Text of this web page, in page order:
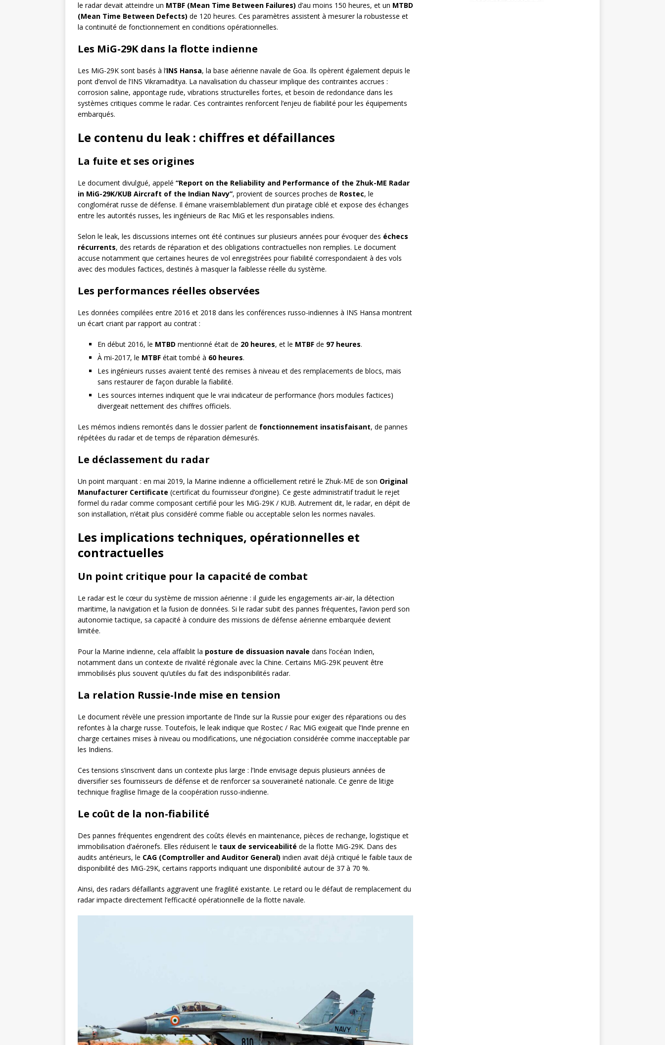
le radar devait atteindre un MTBF (Mean Time Between Failures) d’au moins 150 heures, et un MTBD
(Mean Time Between Defects) de 120 heures. Ces paramètres assistent à mesurer la robustesse et
la continuité de fonctionnement en conditions opérationnelles.
Les MiG-29K dans la flotte indienne
Les MiG-29K sont basés à l’INS Hansa, la base aérienne navale de Goa. Ils opèrent également depuis le
pont d’envol de l’INS Vikramaditya. La navalisation du chasseur implique des contraintes accrues :
corrosion saline, appontage rude, vibrations structurelles fortes, et besoin de redondance dans les
systèmes critiques comme le radar. Ces contraintes renforcent l’enjeu de fiabilité pour les équipements
embarqués.
Le contenu du leak : chiffres et défaillances
La fuite et ses origines
Le document divulgué, appelé “Report on the Reliability and Performance of the Zhuk-ME Radar
in MiG-29K/KUB Aircraft of the Indian Navy”, provient de sources proches de Rostec, le
conglomérat russe de défense. Il émane vraisemblablement d’un piratage ciblé et expose des échanges
entre les autorités russes, les ingénieurs de Rac MiG et les responsables indiens.
Selon le leak, les discussions internes ont été continues sur plusieurs années pour évoquer des échecs
récurrents, des retards de réparation et des obligations contractuelles non remplies. Le document
accuse notamment que certaines heures de vol enregistrées pour fiabilité correspondaient à des vols
avec des modules factices, destinés à masquer la faiblesse réelle du système.
Les performances réelles observées
Les données compilées entre 2016 et 2018 dans les conférences russo-indiennes à INS Hansa montrent
un écart criant par rapport au contrat :
En début 2016, le MTBD mentionné était de 20 heures, et le MTBF de 97 heures.
À mi-2017, le MTBF était tombé à 60 heures.
Les ingénieurs russes avaient tenté des remises à niveau et des remplacements de blocs, mais
sans restaurer de façon durable la fiabilité.
Les sources internes indiquent que le vrai indicateur de performance (hors modules factices)
divergeait nettement des chiffres officiels.
Les mémos indiens remontés dans le dossier parlent de fonctionnement insatisfaisant, de pannes
répétées du radar et de temps de réparation démesurés.
Le déclassement du radar
Un point marquant : en mai 2019, la Marine indienne a officiellement retiré le Zhuk-ME de son Original
Manufacturer Certificate (certificat du fournisseur d’origine). Ce geste administratif traduit le rejet
formel du radar comme composant certifié pour les MiG-29K / KUB. Autrement dit, le radar, en dépit de
son installation, n’était plus considéré comme fiable ou acceptable selon les normes navales.
Les implications techniques, opérationnelles et
contractuelles
Un point critique pour la capacité de combat
Le radar est le cœur du système de mission aérienne : il guide les engagements air-air, la détection
maritime, la navigation et la fusion de données. Si le radar subit des pannes fréquentes, l’avion perd son
autonomie tactique, sa capacité à conduire des missions de défense aérienne embarquée devient
limitée.
Pour la Marine indienne, cela affaiblit la posture de dissuasion navale dans l’océan Indien,
notamment dans un contexte de rivalité régionale avec la Chine. Certains MiG-29K peuvent être
immobilisés plus souvent qu’utiles du fait des indisponibilités radar.
La relation Russie-Inde mise en tension
Le document révèle une pression importante de l’Inde sur la Russie pour exiger des réparations ou des
refontes à la charge russe. Toutefois, le leak indique que Rostec / Rac MiG exigeait que l’Inde prenne en
charge certaines mises à niveau ou modifications, une négociation considérée comme inacceptable par
les Indiens.
Ces tensions s’inscrivent dans un contexte plus large : l’Inde envisage depuis plusieurs années de
diversifier ses fournisseurs de défense et de renforcer sa souveraineté nationale. Ce genre de litige
technique fragilise l’image de la coopération russo-indienne.
Le coût de la non-fiabilité
Des pannes fréquentes engendrent des coûts élevés en maintenance, pièces de rechange, logistique et
immobilisation d’aéronefs. Elles réduisent le taux de serviceabilité de la flotte MiG-29K. Dans des
audits antérieurs, le CAG (Comptroller and Auditor General) indien avait déjà critiqué le faible taux de
disponibilité des MiG-29K, certains rapports indiquant une disponibilité autour de 37 à 70 %.
Ainsi, des radars défaillants aggravent une fragilité existante. Le retard ou le défaut de remplacement du
radar impacte directement l’efficacité opérationnelle de la flotte navale.